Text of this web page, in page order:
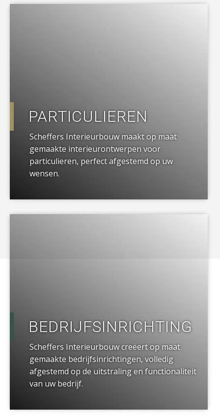
PARTICULIEREN
Scheffers Interieurbouw maakt op maat
gemaakte interieurontwerpen voor
particulieren, perfect afgestemd op uw
wensen.
BEDRIJFSINRICHTING
Scheffers Interieurbouw creëert op maat
gemaakte bedrijfsinrichtingen, volledig
afgestemd op de uitstraling en functionaliteit
van uw bedrijf.